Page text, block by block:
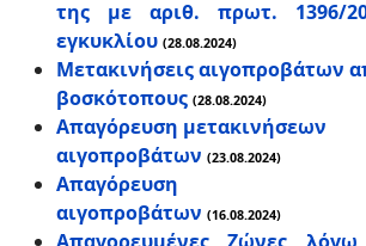
της με αριθ. πρωτ. 1396/
εγκυκλίου (28.08.2024)
Μετακινήσεις αιγοπροβάτων
βοσκότοπους (28.08.2024)
Απαγόρευση μετακινήσεων
αιγοπροβάτων (23.08.2024)
Απαγόρευση
αιγοπροβάτων (16.08.2024)